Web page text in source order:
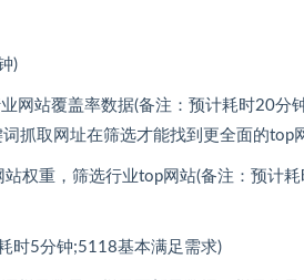
)
网站覆盖率数据(备注：预计耗时20分
抓取网址在筛选才能找到更全面的top
权重，筛选行业top网站(备注：预计
时5分钟;5118基本满足需求)